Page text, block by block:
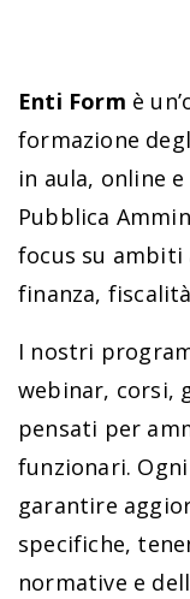
Enti Form è
formazione
in aula, online
Pubblica
focus su
finanza,
I nostri
webinar, corsi,
pensati per
funzionari.
garantire
specifiche,
normative e